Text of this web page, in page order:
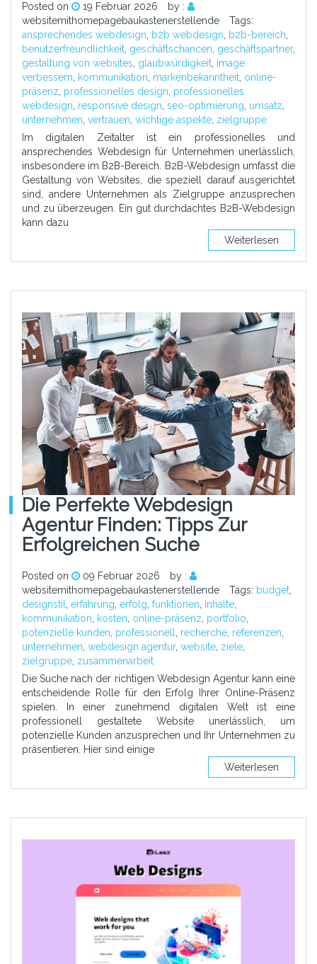
Posted on 19 Februar 2026
by :
websitemithomepagebaukastenerstellende
Tags:
ansprechendes webdesign, b2b webdesign, b2b-bereich,
benutzerfreundlichkeit, geschäftschancen, geschäftspartner,
gestaltung von websites, glaubwürdigkeit, image
verbessern, kommunikation, markenbekanntheit, online-
präsenz, professionelles design, professionelles
webdesign, responsive design, seo-optimierung, umsatz,
unternehmen, vertrauen, wichtige aspekte, zielgruppe
Im digitalen Zeitalter ist ein professionelles und
ansprechendes Webdesign für Unternehmen unerlässlich,
insbesondere im B2B-Bereich. B2B-Webdesign umfasst die
Gestaltung von Websites, die speziell darauf ausgerichtet
sind, andere Unternehmen als Zielgruppe anzusprechen
und zu überzeugen. Ein gut durchdachtes B2B-Webdesign
kann dazu
Weiterlesen
Die Perfekte Webdesign
Agentur Finden: Tipps Zur
Erfolgreichen Suche
Posted on 09 Februar 2026
by :
websitemithomepagebaukastenerstellende
Tags: budget
designstil
erfahrung erfolg funktionen inhalte
kommunikation
kosten online-präsenz portfolio
potenzielle kunden professionell recherche referenzen
unternehmen webdesign agentur, website ziele
zielgruppe zusammenarbeit
Die Suche nach der richtigen Webdesign Agentur kann eine
entscheidende Rolle für den Erfolg Ihrer Online-Präsenz
spielen. In einer zunehmend digitalen Welt ist eine
professionell gestaltete Website unerlässlich, um
potenzielle Kunden anzusprechen und Ihr Unternehmen zu
präsentieren. Hier sind einige
Weiterlesen